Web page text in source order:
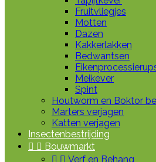
Fruitvliegjes
Motten
Dazen
Kakkerlakken
Bedwantsen
Meikever
Spint
Houtworm en Boktor
Marters verjagen
Katten verjagen
Insectenbestrijding
  Bouwmarkt
  Verf en Behang